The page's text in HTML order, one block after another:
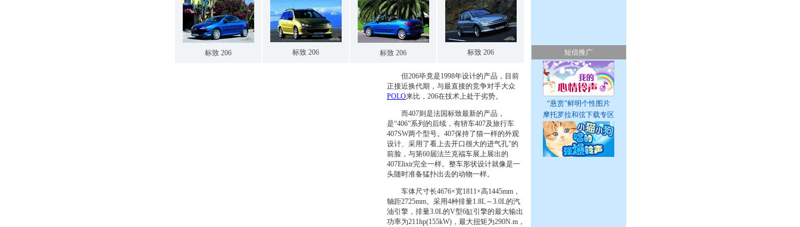
标致 206 标致 206 标致 206 标致 206
但206毕竟是1998年设计的产品，目前
正接近换代期，与最直接的竞争对手大众
POLO来比，206在技术上处于劣势。
而407则是法国标致最新的产品，
是“406”系列的后续，有轿车407及旅行车
407SW两个型号。407保持了猫一样的外观
设计、采用了看上去开口很大的进气孔”的
前脸，与第60届法兰克福车展上展出的
407Elixir完全一样。整车形状设计就像是一
头随时准备猛扑出去的动物一样。
车体尺寸长4676×宽1811×高1445mm，
轴距2725mm。采用4种排量1.8L～3.0L的汽
油引擎，排量3.0L的V型6缸引擎的最大输出
功率为211hp(155kW)，最大扭矩为290N.m，
短信推广
“悬赏”鲜明个性图片
摩托罗拉和弦下载专区